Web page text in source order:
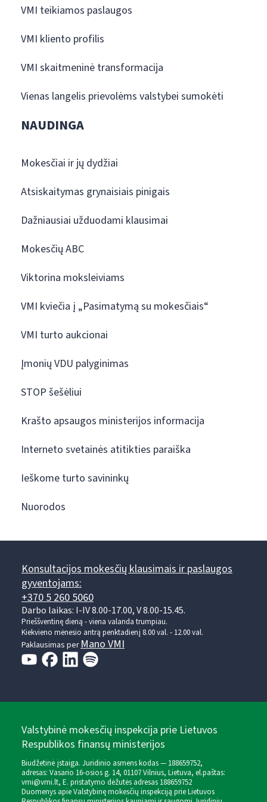
VMI teikiamos paslaugos
VMI kliento profilis
VMI skaitmeninė transformacija
Vienas langelis prievolėms valstybei sumokėti
NAUDINGA
Mokesčiai ir jų dydžiai
Atsiskaitymas grynaisiais pinigais
Dažniausiai užduodami klausimai
Mokesčių ABC
Viktorina moksleiviams
VMI kviečia į „Pasimatymą su mokesčiais“
VMI turto aukcionai
Įmonių VDU palyginimas
STOP šešėliui
Krašto apsaugos ministerijos informacija
Interneto svetainės atitikties paraiška
Ieškome turto savininkų
Nuorodos
Konsultacijos mokesčių klausimais ir paslaugos
gyventojams:
+370 5 260 5060
Darbo laikas: I-IV 8.00-17.00, V 8.00-15.45.
Prieššventinę dieną - viena valanda trumpiau.
Kiekvieno mėnesio antrą penktadienį 8.00 val. - 12.00 val.
Paklausimas perMano VMI
Valstybinė mokesčių inspekcija prie Lietuvos
Respublikos finansų ministerijos
Biudžetinė įstaiga. Juridinio asmens kodas — 188659752,
adresas: Vasario 16-osios g. 14, 01107 Vilnius, Lietuva, el.paštas:
vmi@vmi.lt, E. pristatymo dėžutės adresas 188659752
Duomenys apie Valstybinę mokesčių inspekciją prie Lietuvos